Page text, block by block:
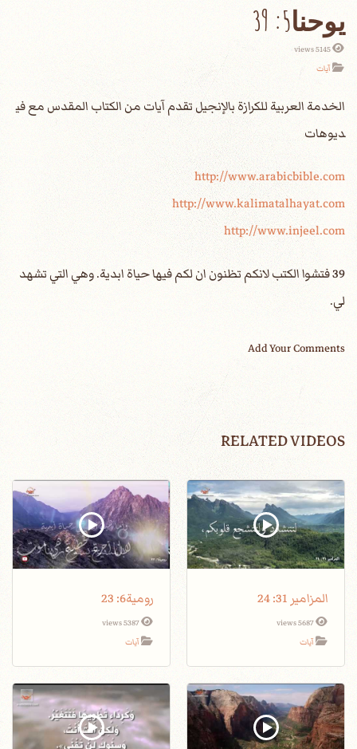
يوحنا5: 39
5145 views
آيات
الخدمة العربية للكرازة بالإنجيل تقدم آيات من الكتاب المقدس مع في
ديوهات
http://www.arabicbible.com
http://www.kalimatalhayat.com
http://www.injeel.com
39 فتشوا الكتب لانكم تظنون ان لكم فيها حياة ابدية. وهي التي تشهد
لي.
Add Your Comments
RELATED VIDEOS
المزامير 31: 24
5687 views
آيات
رومية6: 23
5387 views
آيات